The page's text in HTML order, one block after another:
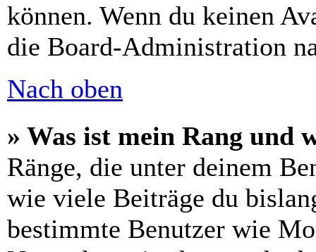
können. Wenn du keinen
die Board-Administration
Nach oben
» Was ist mein Rang und
Ränge, die unter deinem
wie viele Beiträge du
bestimmte Benutzer wie